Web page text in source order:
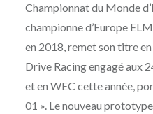
Championnat du Monde
championne d’Europe
en 2018, remet son titre
Drive Racing engagé aux
et en WEC cette année,
01 ». Le nouveau